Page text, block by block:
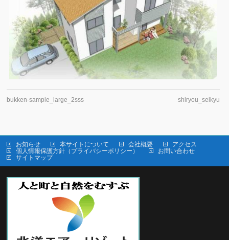
bukken-sample_large_2sss shiryou_seikyu
お知らせ 本サイトについて 会社概要
アクセス
個人情報保護方針（プライバシーポリシー）
お問い合わせ
サイトマップ